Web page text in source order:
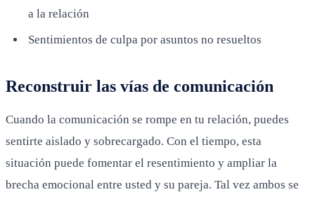
a la relación
Sentimientos de culpa por asuntos no resueltos
Reconstruir las vías de comunicación
Cuando la comunicación se rompe en tu relación, puedes
sentirte aislado y sobrecargado. Con el tiempo, esta
situación puede fomentar el resentimiento y ampliar la
brecha emocional entre usted y su pareja. Tal vez ambos se